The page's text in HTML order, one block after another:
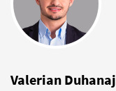
Valerian Duhanaj